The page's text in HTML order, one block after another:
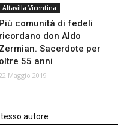
Altavilla Vicentina
Più comunità di fedeli
ricordano don Aldo
Zermian. Sacerdote per
oltre 55 anni
22 Maggio 2019
autore